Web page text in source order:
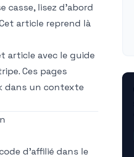
casse, lisez d'abord
article reprend là
article avec le guide
. Ces pages
dans un contexte
d'affilié dans le